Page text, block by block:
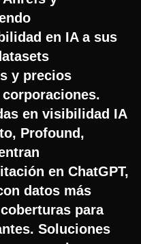
en IA a sus
y precios
en visibilidad IA
Profound,
en ChatGPT,
datos más
para
Soluciones